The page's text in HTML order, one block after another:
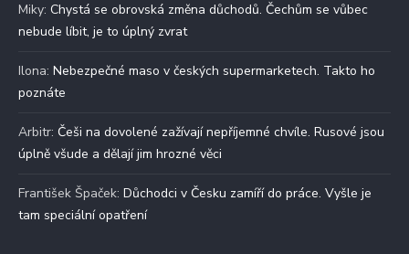
Miky: Chystá se obrovská změna důchodů. Čechům se vůbec
nebude líbit, je to úplný zvrat
Ilona: Nebezpečné maso v českých supermarketech. Takto ho
poznáte
Arbitr: Češi na dovolené zažívají nepříjemné chvíle. Rusové jsou
úplně všude a dělají jim hrozné věci
František Špaček: Důchodci v Česku zamíří do práce. Vyšle je
tam speciální opatření